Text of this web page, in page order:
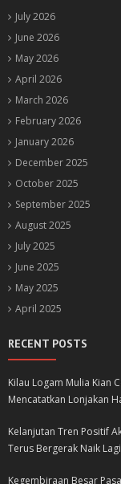
July 2026
June 2026
May 2026
April 2026
March 2026
February 2026
January 2026
December 2025
October 2025
September 2025
August 2025
July 2025
June 2025
May 2025
April 2025
RECENT POSTS
Kilau Logam Mulia Kian
Mencatatkan Lonjakan
Kelanjutan Tren Positif
Terus Bergerak Naik Lagi
Kegembiraan Besar